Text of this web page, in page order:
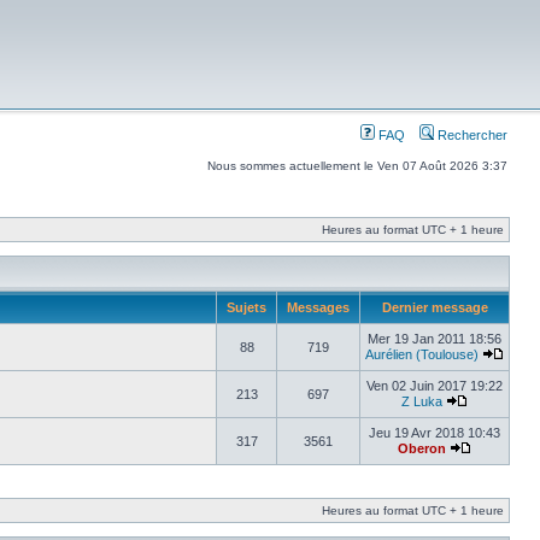
FAQ Rechercher
Nous sommes actuellement le Ven 07 Août 2026 3:37
Heures au format UTC + 1 heure
Sujets Messages Dernier message
88 719
Mer 19 Jan 2011 18:56
Aurélien (Toulouse)
213 697
Ven 02 Juin 2017 19:22
Z Luka
317 3561
Jeu 19 Avr 2018 10:43
Oberon
Heures au format UTC + 1 heure